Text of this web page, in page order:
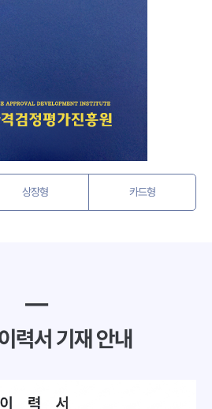
상장형 카드형
━
력서 기재 안내